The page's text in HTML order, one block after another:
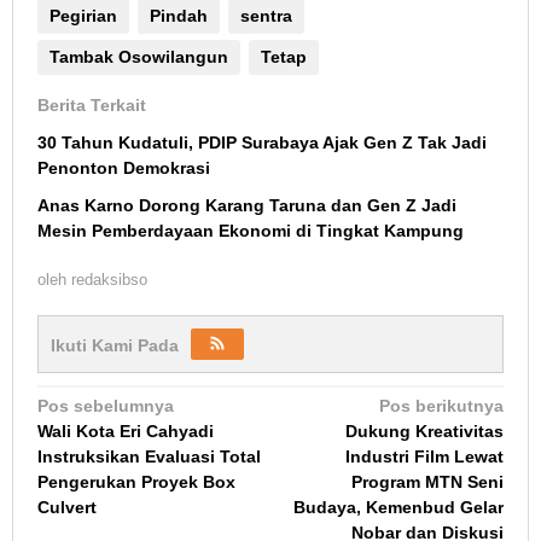
Pegirian Pindah sentra
Tambak Osowilangun Tetap
Berita Terkait
30 Tahun Kudatuli, PDIP Surabaya Ajak Gen Z Tak Jadi
Penonton Demokrasi
Anas Karno Dorong Karang Taruna dan Gen Z Jadi
Mesin Pemberdayaan Ekonomi di Tingkat Kampung
oleh redaksibso
Ikuti Kami Pada
Navigasi
pos
Pos sebelumnya
Wali Kota Eri Cahyadi
Instruksikan Evaluasi Total
Pengerukan Proyek Box
Culvert
Pos berikutnya
Dukung Kreativitas
Industri Film Lewat
Program MTN Seni
Budaya, Kemenbud Gelar
Nobar dan Diskusi